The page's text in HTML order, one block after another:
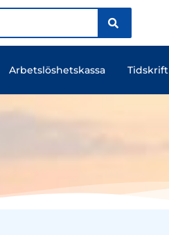
Arbetslöshetskassa Tidskrift